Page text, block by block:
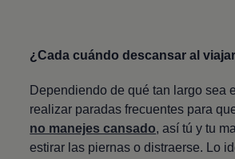
¿Cada cuándo descansar al
Dependiendo de qué tan largo sea
realizar paradas frecuentes para
no manejes cansado, así tú y tu
estirar las piernas o distraerse. Lo